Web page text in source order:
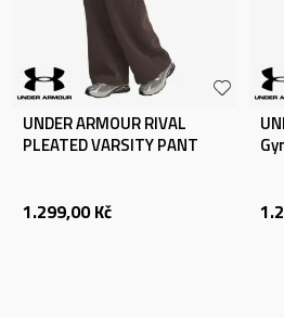
UNDER ARMOUR RIVAL
PLEATED VARSITY PANT
1.299,00 Kč